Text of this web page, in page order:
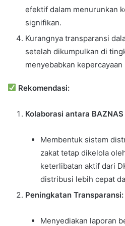
efektif dalam menurunkan
signifikan.
Kurangnya transparansi
setelah dikumpulkan di
menyebabkan
Rekomendasi:
Kolaborasi antara
Membentuk sistem
zakat tetap dikelola
keterlibatan aktif dari
distribusi lebih cepat
Peningkatan Transparansi:
Menyediakan laporan